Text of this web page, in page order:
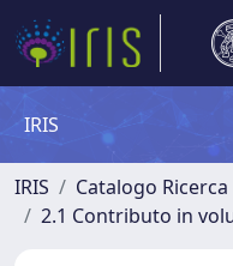
IRIS
IRIS Catalogo Ricerca
2.1 Contributo in